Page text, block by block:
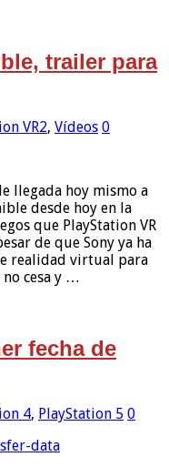
trailer para
VR2, Vídeos 0
llegada hoy mismo a
desde hoy en la
que PlayStation VR
de que Sony ya ha
realidad virtual para
cesa y …
fecha de
4, PlayStation 5 0